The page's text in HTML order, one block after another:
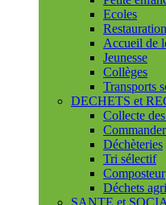
Ecoles
Accueil de
Jeunesse
Collèges
Transports
DECHETS et
Collecte
Déchèteries
Tri sélectif
Composteur
Déchets
SANTE et